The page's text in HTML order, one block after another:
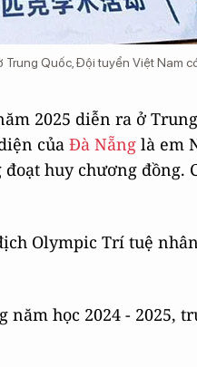
Quốc, Đội tuyển Việt Nam
2025 diễn ra ở
của Đà Nẵng là em
huy chương đồng.
Olympic Trí tuệ
học 2024 - 2025,